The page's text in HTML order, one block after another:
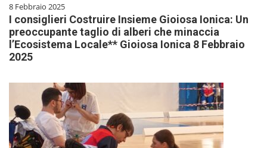
8 Febbraio 2025
I consiglieri Costruire Insieme Gioiosa Ionica: Un
preoccupante taglio di alberi che minaccia
l’Ecosistema Locale** Gioiosa Ionica 8 Febbraio
2025